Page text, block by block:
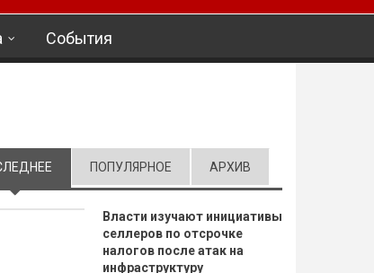
События
(АКТИВНАЯ ВКЛАДКА)
ПОПУЛЯРНОЕ АРХИВ
Власти изучают инициативы
селлеров по отсрочке
налогов после атак на
инфраструктуру